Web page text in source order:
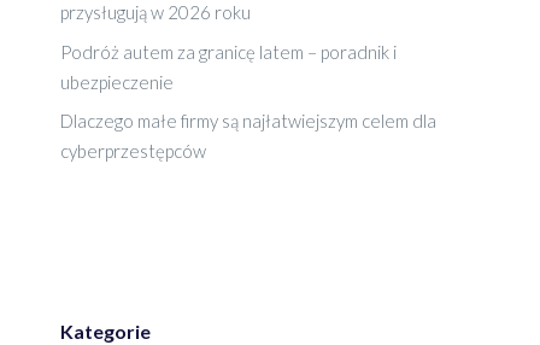
przysługują w 2026 roku
Podróż autem za granicę latem – poradnik i
ubezpieczenie
Dlaczego małe firmy są najłatwiejszym celem dla
cyberprzestępców
Kategorie